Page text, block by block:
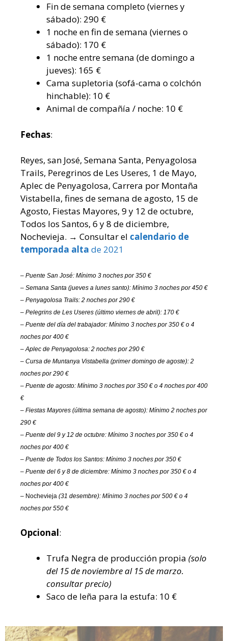
Fin de semana completo (viernes y
sábado): 290 €
1 noche en fin de semana (viernes o
sábado): 170 €
1 noche entre semana (de domingo a
jueves): 165 €
Cama supletoria (sofá-cama o colchón
hinchable): 10 €
Animal de compañía / noche: 10 €
Fechas:
Reyes, san José, Semana Santa, Penyagolosa
Trails, Peregrinos de Les Useres, 1 de Mayo,
Aplec de Penyagolosa, Carrera por Montaña
Vistabella, fines de semana de agosto, 15 de
Agosto, Fiestas Mayores, 9 y 12 de octubre,
Todos los Santos, 6 y 8 de diciembre,
Nochevieja. → Consultar el calendario de
temporada alta de 2021
– Puente San José: Mínimo 3 noches por350 €
– Semana Santa (jueves a lunes santo): Mínimo 3 noches por450 €
– Penyagolosa Trails: 2 noches por290 €
– Pelegrins de Les Useres (último viernes de abril): 170 €
– Puente del día del trabajador: Mínimo 3 noches por 350 € o 4
noches por 400 €
– Aplec de Penyagolosa: 2 noches por 290 €
– Cursa de Muntanya Vistabella (primer domingo de agoste): 2
noches por290 €
– Puente de agosto: Mínimo 3 noches por350 € o 4 noches por 400
€
– Fiestas Mayores (última semana de agosto): Mínimo 2 noches por
290 €
– Puente del 9 y 12 de octubre: Mínimo 3 noches por350 € o 4
noches por 400 €
– Puente de Todos los Santos: Mínimo 3 noches por 350 €
– Puente del 6 y 8 de diciembre: Mínimo 3 noches por350 € o 4
noches por 400 €
– Nochevieja (31 desembre): Mínimo 3 noches por500 € o 4
noches por 550 €
Opcional:
Trufa Negra de producción propia (solo
del 15 de noviembre al 15 de marzo.
consultar precio)
Saco de leña para la estufa: 10 €